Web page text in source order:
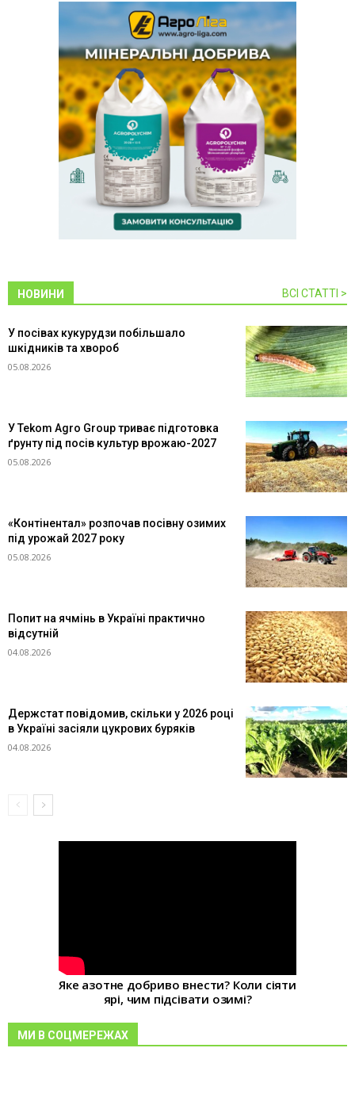
НОВИНИ ВСІ СТАТТІ >
У посівах кукурудзи побільшало
шкідників та хвороб
05.08.2026
У Tekom Agro Group триває підготовка
ґрунту під посів культур врожаю-2027
05.08.2026
«Контінентал» розпочав посівну озимих
під урожай 2027 року
05.08.2026
Попит на ячмінь в Україні практично
відсутній
04.08.2026
Держстат повідомив, скільки у 2026 році
в Україні засіяли цукрових буряків
04.08.2026
Яке азотне добриво внести? Коли сіяти
ярі, чим підсівати озимі?
МИ В СОЦМЕРЕЖАХ